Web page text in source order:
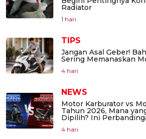
Radiator
1 hari
TIPS
Jangan Asal Geber!
Sering Memanaskan
4 hari
NEWS
Motor Karburator vs
Tahun 2026, Mana
Dipilih? Ini
4 hari